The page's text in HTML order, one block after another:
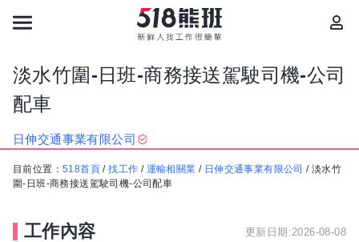
淡水竹圍-日班-商務接送駕駛司機-公司
配車
日伸交通事業有限公司
目前位置： 518首頁 /找工作 / 運輸相關業 / 日伸交通事業有限公司 /淡水竹
圍-日班-商務接送駕駛司機-公司配車
工作內容 更新日期:2026-08-08